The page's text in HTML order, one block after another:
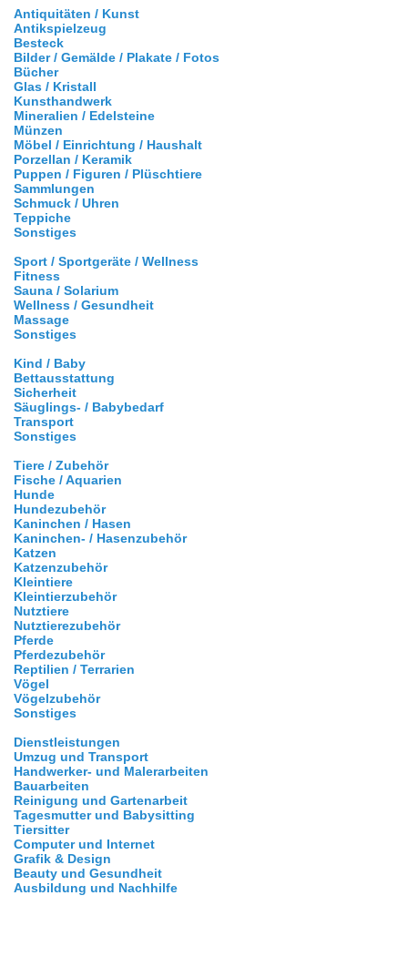
Antiquitäten / Kunst
Antikspielzeug
Besteck
Bilder / Gemälde / Plakate / Fotos
Bücher
Glas / Kristall
Kunsthandwerk
Mineralien / Edelsteine
Münzen
Möbel / Einrichtung / Haushalt
Porzellan / Keramik
Puppen / Figuren / Plüschtiere
Sammlungen
Schmuck / Uhren
Teppiche
Sonstiges
Sport / Sportgeräte / Wellness
Fitness
Sauna / Solarium
Wellness / Gesundheit
Massage
Sonstiges
Kind / Baby
Bettausstattung
Sicherheit
Säuglings- / Babybedarf
Transport
Sonstiges
Tiere / Zubehör
Fische / Aquarien
Hunde
Hundezubehör
Kaninchen / Hasen
Kaninchen- / Hasenzubehör
Katzen
Katzenzubehör
Kleintiere
Kleintierzubehör
Nutztiere
Nutztierezubehör
Pferde
Pferdezubehör
Reptilien / Terrarien
Vögel
Vögelzubehör
Sonstiges
Dienstleistungen
Umzug und Transport
Handwerker- und Malerarbeiten
Bauarbeiten
Reinigung und Gartenarbeit
Tagesmutter und Babysitting
Tiersitter
Computer und Internet
Grafik & Design
Beauty und Gesundheit
Ausbildung und Nachhilfe